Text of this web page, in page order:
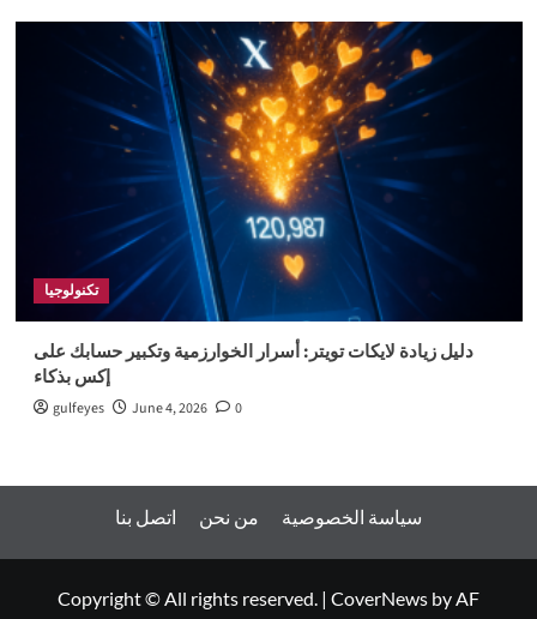
تكنولوجيا
دليل زيادة لايكات تويتر: أسرار الخوارزمية وتكبير حسابك على
إكس بذكاء
gulfeyes June 4, 2026 0
اتصل بنا من نحن سياسة الخصوصية
Copyright © All rights reserved. | CoverNews by AF